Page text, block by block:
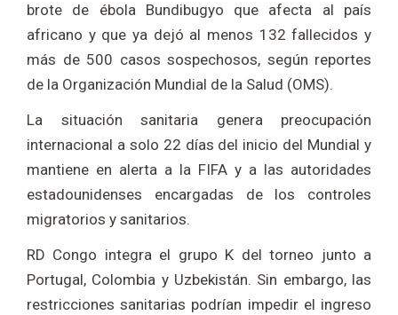
brote de ébola Bundibugyo que afecta al país
africano y que ya dejó al menos 132 fallecidos y
más de 500 casos sospechosos, según reportes
de la Organización Mundial de la Salud (OMS).
La situación sanitaria genera preocupación
internacional a solo 22 días del inicio del Mundial y
mantiene en alerta a la FIFA y a las autoridades
estadounidenses encargadas de los controles
migratorios y sanitarios.
RD Congo integra el grupo K del torneo junto a
Portugal, Colombia y Uzbekistán. Sin embargo, las
restricciones sanitarias podrían impedir el ingreso